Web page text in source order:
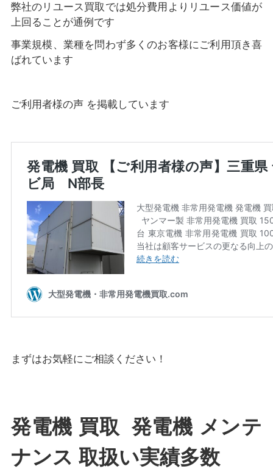
弊社のリユース買取では処分費用よりリユース価値が
上回ることが通例です
事業規模、業種を問わず多くのお客様にご利用頂き喜
ばれています
ご利用者様の声 を掲載しています
まずはお気軽にご相談ください！
発電機 買取 発電機 メンテ
ナンス 取扱い実績多数